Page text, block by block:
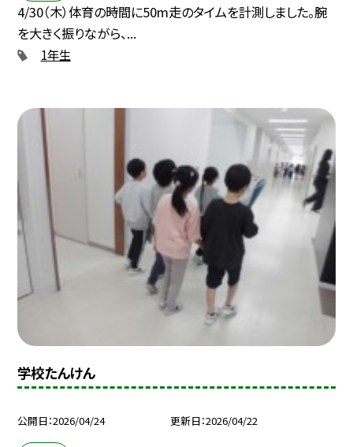
4/30（木）体育の時間に50m走のタイムを計測しました。腕
を大きく振りながら、...
1年生
学校たんけん
公開日 2026/04/24 更新日 2026/04/22